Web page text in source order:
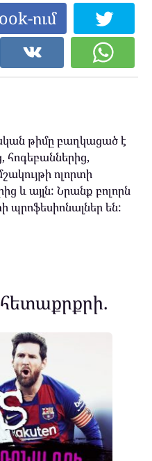
ում
թիմը բաղկացած է
հոգեբաններից,
ոլորտի
և այլն: Նրանք բոլորն
պրոֆեսիոնալներ են: